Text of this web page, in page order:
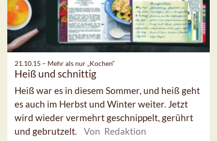
21.10.15 – Mehr als nur „Kochen“
Heiß und schnittig
Heiß war es in diesem Sommer, und heiß geht
es auch im Herbst und Winter weiter. Jetzt
wird wieder vermehrt geschnippelt, gerührt
und gebrutzelt.
Von Redaktion